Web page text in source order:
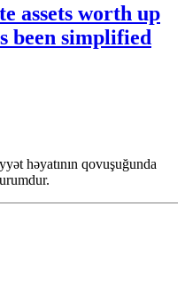
assets worth up
been simplified
həyatının qovuşuğunda